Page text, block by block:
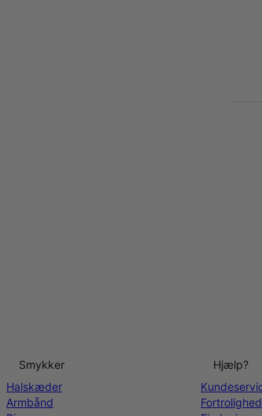
Smykker
Halskæder
Armbånd
Hjælp?